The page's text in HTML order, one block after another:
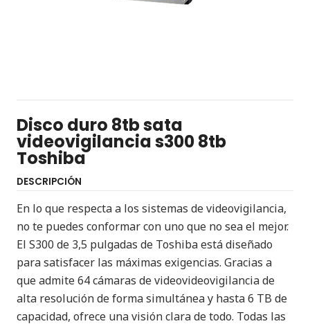
Disco duro 8tb sata
videovigilancia s300 8tb
Toshiba
DESCRIPCIÓN
En lo que respecta a los sistemas de videovigilancia,
no te puedes conformar con uno que no sea el mejor.
El S300 de 3,5 pulgadas de Toshiba está diseñado
para satisfacer las máximas exigencias. Gracias a
que admite 64 cámaras de videovideovigilancia de
alta resolución de forma simultánea y hasta 6 TB de
capacidad, ofrece una visión clara de todo. Todas las